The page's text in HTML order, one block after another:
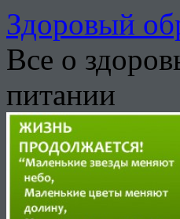
Здоровый
Все о
питании